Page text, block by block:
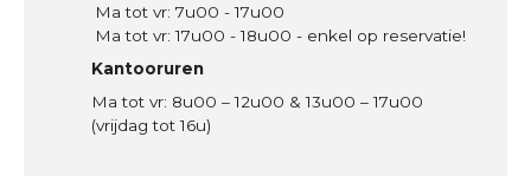
Ma tot vr: 7u00 - 17u00
Ma tot vr: 17u00 - 18u00 - enkel op reservatie!
Kantooruren
Ma tot vr: 8u00 – 12u00 & 13u00 – 17u00
(vrijdag tot 16u)